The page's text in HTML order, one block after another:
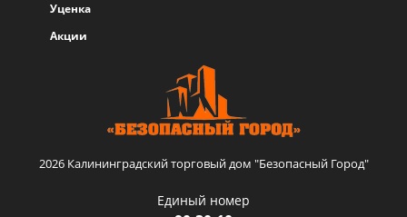
Уценка
Акции
2026 Калининградский торговый дом "Безопасный Город"
Единый номер